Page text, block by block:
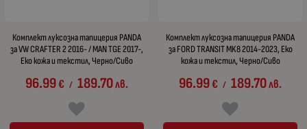
Комплект луксозна тапицерия PANDA
за VW CRAFTER 2 2016- / MAN TGE 2017-,
Еко кожа и текстил, Черно/Сиво
96.99€ / 189.70лв.
Комплект луксозна тапицерия PANDA
за FORD TRANSIT MK8 2014-2023, Еко
кожа и текстил, Черно/Сиво
96.99€ / 189.70лв.